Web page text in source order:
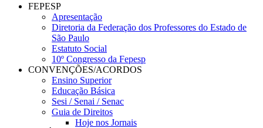
FEPESP
Apresentação
Diretoria da Federação dos Professores do Estado de
São Paulo
Estatuto Social
10º Congresso da Fepesp
CONVENÇÕES/ACORDOS
Ensino Superior
Educação Básica
Sesi / Senai / Senac
Guia de Direitos
Hoje nos Jornais